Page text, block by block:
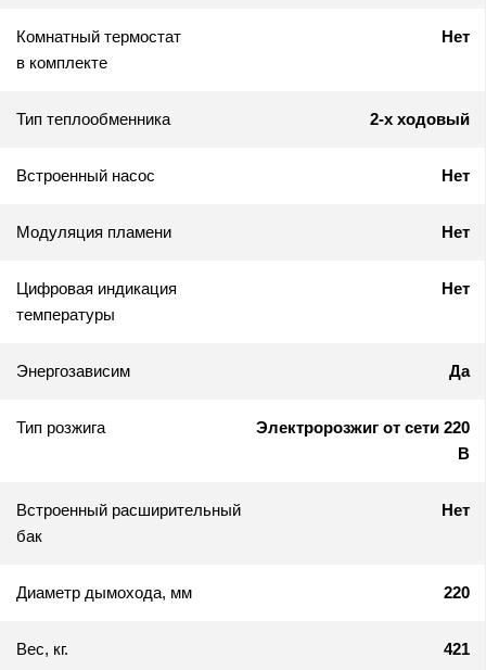
Комнатный термостат
в комплекте
Нет
Тип теплообменника 2-х ходовый
Встроенный насос Нет
Модуляция пламени Нет
Цифровая индикация
температуры
Нет
Энергозависим Да
Тип розжига
Электророзжиг от сети 220
В
Встроенный расширительный
бак
Нет
Диаметр дымохода, мм 220
Вес, кг. 421